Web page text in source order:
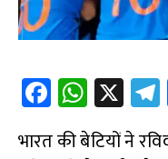
Fa
ce
W
h
X
भारत की बेटियों ने